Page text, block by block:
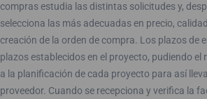
compras estudia las distintas solicitudes y,
selecciona las más adecuadas en precio,
creación de la orden de compra. Los plazos de
plazos establecidos en el proyecto, pudiendo
a la planificación de cada proyecto para así
proveedor. Cuando se recepciona y verifica la